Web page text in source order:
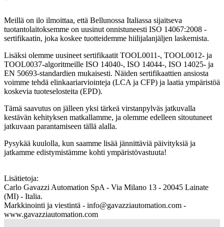
Meillä on ilo ilmoittaa, että Bellunossa Italiassa sijaitseva
tuotantolaitoksemme on uusinut onnistuneesti ISO 14067:2008 -
sertifikaatin, joka koskee tuotteidemme hiilijalanjäljen laskemista.
Lisäksi olemme uusineet sertifikaatit TOOL0011-, TOOL0012- ja
TOOL0037-algoritmeille ISO 14040-, ISO 14044-, ISO 14025- ja
EN 50693-standardien mukaisesti. Näiden sertifikaattien ansiosta
voimme tehdä elinkaariarviointeja (LCA ja CFP) ja laatia ympäristöä
koskevia tuoteselosteita (EPD).
Tämä saavutus on jälleen yksi tärkeä virstanpylväs jatkuvalla
kestävän kehityksen matkallamme, ja olemme edelleen sitoutuneet
jatkuvaan parantamiseen tällä alalla.
Pysykää kuulolla, kun saamme lisää jännittäviä päivityksiä ja
jatkamme edistymistämme kohti ympäristövastuuta!
Lisätietoja:
Carlo Gavazzi Automation SpA - Via Milano 13 - 20045 Lainate
(MI) - Italia.
Markkinointi ja viestintä - info@gavazziautomation.com -
www.gavazziautomation.com